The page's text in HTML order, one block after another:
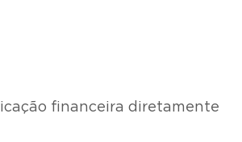
financeira diretamente